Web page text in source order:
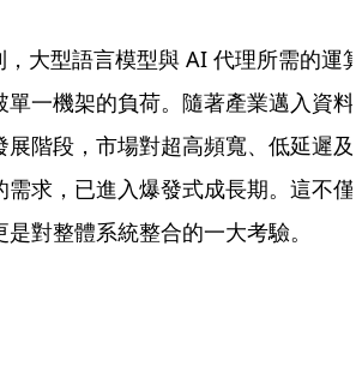
大型語言模型與 AI 代理所需的運
單一機架的負荷。隨著產業邁入資料
展階段，市場對超高頻寬、低延遲及
需求，已進入爆發式成長期。這不僅
對整體系統整合的一大考驗。